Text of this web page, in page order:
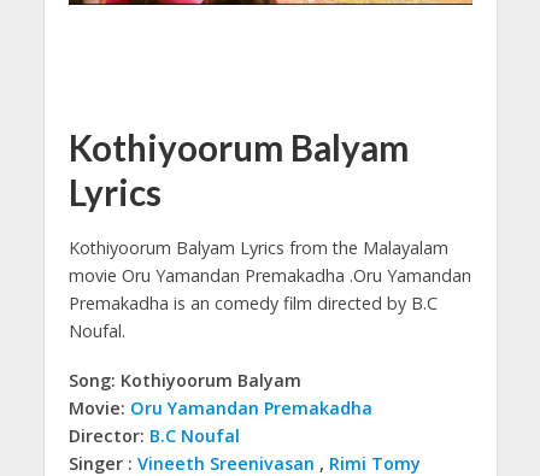
Kothiyoorum Balyam
Lyrics
Kothiyoorum Balyam Lyrics from the Malayalam
movie Oru Yamandan Premakadha .Oru Yamandan
Premakadha is an comedy film directed by B.C
Noufal.
Song: Kothiyoorum Balyam
Movie: Oru Yamandan Premakadha
Director: B.C Noufal
Singer : Vineeth Sreenivasan , Rimi Tomy